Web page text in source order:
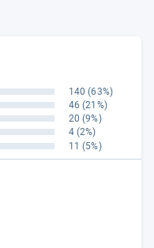
140 (63%)
46 (21%)
20 (9%)
4 (2%)
11 (5%)